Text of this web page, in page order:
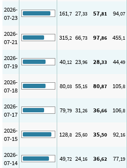
2026-
07-23
161,7 27,33 57,81 94,07
2026-
07-21
315,2 66,73 97,86 455,1
2026-
07-19
40,12 23,96 28,33 44,49
2026-
07-18
80,03 55,15 80,87 105,8
2026-
07-17
79,79 31,26 36,66 106,8
2026-
07-15
128,8 25,60 35,50 92,16
2026-
07-14
49,72 24,16 36,62 77,19